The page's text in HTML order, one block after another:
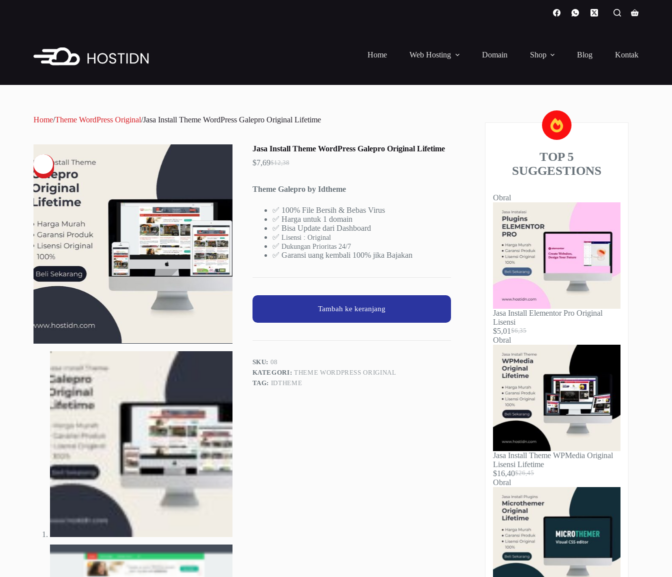
Shopping
Home Web Hosting Domain Shop Blog Kontak
Home/Theme WordPress Original/Jasa Install Theme WordPress Galepro Original Lifetime
Jasa Install Theme WordPress Galepro Original Lifetime
$12,38
Harga
adalah:
$12,38.
$7,69Harga
adalah:
Theme Galepro by Idtheme
✅ 100% File Bersih & Bebas Virus
✅ Harga untuk 1 domain
✅ Bisa Update dari Dashboard
✅ Lisensi : Original
✅ Dukungan Prioritas 24/7
✅ Garansi uang kembali 100% jika Bajakan
Tambah ke keranjang
SKU: 08
KATEGORI:THEME WORDPRESS ORIGINAL
TAG: IDTHEME
TOP 5
SUGGESTIONS
Obral
diskon
Jasa Install Elementor Pro Original
Lisensi
$6,35
Harga
aslinya
adalah:
$6,35.
$5,01Harga
saat
ini
adalah:
$5,01.
Obral
diskon
Jasa Install Theme WPMedia Original
Lisensi Lifetime
$26,45
Harga
aslinya
adalah:
$26,45.
$16,40Harga
saat
ini
adalah:
$16,40.
Obral
diskon